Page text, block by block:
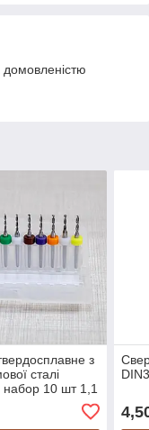
з
сталі
набор 10 шт 1,1